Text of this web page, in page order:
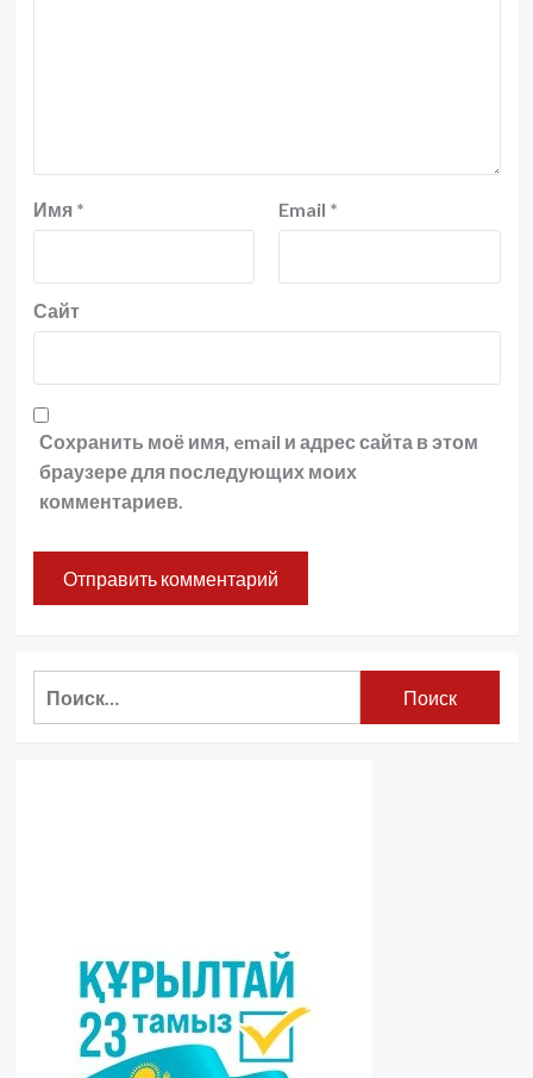
Имя * Email *
Сайт
Сохранить моё имя, email и адрес сайта в этом
браузере для последующих моих
комментариев.